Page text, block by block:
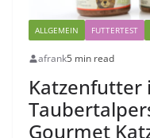
ALLGEMEIN FUTTERTEST
afrank5 min read
Katzenfutter
Gourmet